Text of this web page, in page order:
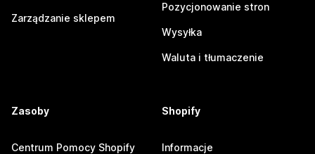
Zarządzanie sklepem
Pozycjonowanie stron
Wysyłka
Waluta i tłumaczenie
Zasoby
Centrum Pomocy Shopify
Shopify
Informacje